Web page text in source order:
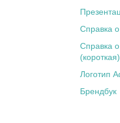
Справка
Справка
(короткая)
Логотип
Брендбук